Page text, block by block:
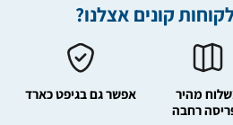
קונים אצלנו?
מהיר
רחבה
אפשר גם בגיפט כארד